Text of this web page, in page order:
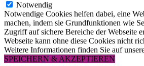
Notwendig
Notwendige Cookies helfen dabei, eine
machen, indem sie Grundfunktionen wie
Zugriff auf sichere Bereiche der Webseite
Webseite kann ohne diese Cookies nicht
Weitere Informationen finden Sie auf
SPEICHERN & AKZEPTIEREN